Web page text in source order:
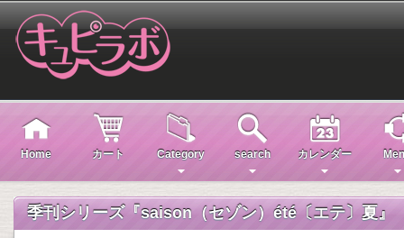
Home カート Category search カレンダー
季刊シリーズ『saison（セゾン）été〔エテ〕夏』